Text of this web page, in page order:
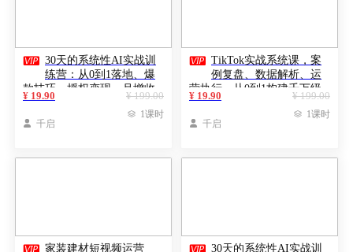
 30天的系统性AI实战训
练营：从0到1落地、爆
款技巧、授权变现，月增收
30000+
¥ 199.00
¥ 19.90
 千启
 1课时
 TikTok实战系统课，案
例复盘、数据解析、运
营执行，从0到1构建千万级
电商体系（更新）
¥ 199.00
¥ 19.90
 千启
 1课时
家装建材短视频运营 30天的系统性AI实战训